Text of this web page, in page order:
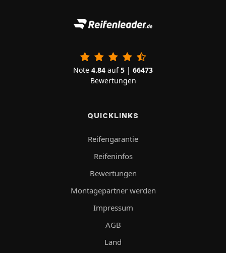
Note 4.84 auf5 | 66473
Bewertungen
QUICKLINKS
Reifengarantie
Reifeninfos
Bewertungen
Montagepartner werden
Impressum
AGB
Land